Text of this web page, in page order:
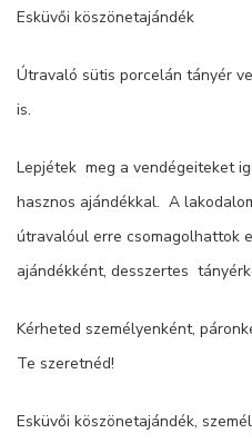
Esküvői köszönetajándék
Útravaló sütis porcelán tányér
is.
Lepjétek meg a vendégeiteket
hasznos ajándékkal. A
útravalóul erre csomagolhattok
ajándékként, desszertes
Kérheted személyenként,
Te szeretnéd!
Esküvői köszönetajándék,